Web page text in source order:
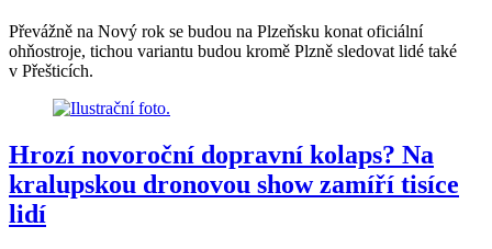
Převážně na Nový rok se budou na Plzeňsku konat oficiální
ohňostroje, tichou variantu budou kromě Plzně sledovat lidé také
v Přešticích.
Hrozí novoroční dopravní kolaps? Na
kralupskou dronovou show zamíří tisíce
lidí